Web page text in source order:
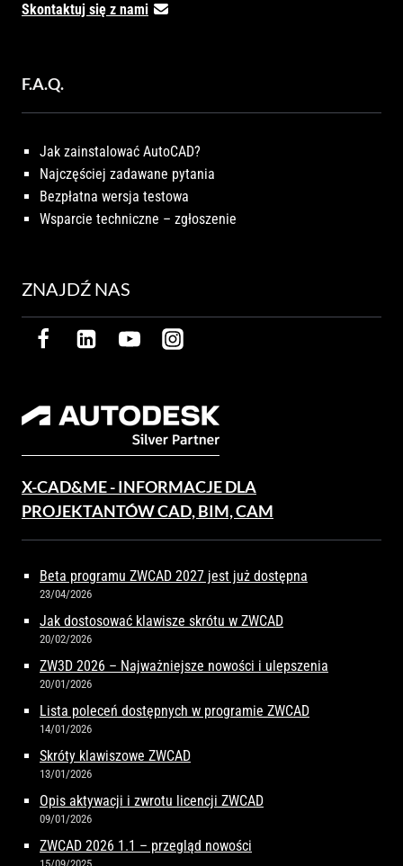
Skontaktuj się z nami
F.A.Q.
Jak zainstalować AutoCAD?
Najczęściej zadawane pytania
Bezpłatna wersja testowa
Wsparcie techniczne – zgłoszenie
ZNAJDŹ NAS
X-CAD&ME - INFORMACJE DLA
PROJEKTANTÓW CAD, BIM, CAM
Beta programu ZWCAD 2027 jest już dostępna
23/04/2026
Jak dostosować klawisze skrótu w ZWCAD
20/02/2026
ZW3D 2026 – Najważniejsze nowości i ulepszenia
20/01/2026
Lista poleceń dostępnych w programie ZWCAD
14/01/2026
Skróty klawiszowe ZWCAD
13/01/2026
Opis aktywacji i zwrotu licencji ZWCAD
09/01/2026
ZWCAD 2026 1.1 – przegląd nowości